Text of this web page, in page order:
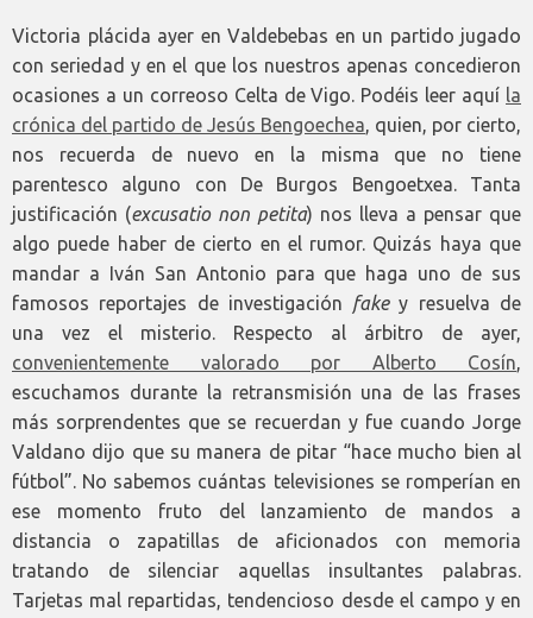
Victoria plácida ayer en Valdebebas en un partido jugado
con seriedad y en el que los nuestros apenas concedieron
ocasiones a un correoso Celta de Vigo. Podéis leer aquí la
crónica del partido de Jesús Bengoechea, quien, por cierto,
nos recuerda de nuevo en la misma que no tiene
parentesco alguno con De Burgos Bengoetxea. Tanta
justificación (excusatio non petita) nos lleva a pensar que
algo puede haber de cierto en el rumor. Quizás haya que
mandar a Iván San Antonio para que haga uno de sus
famosos reportajes de investigación fakey resuelva de
una vez el misterio. Respecto al árbitro de ayer,
convenientemente valorado por Alberto Cosín,
escuchamos durante la retransmisión una de las frases
más sorprendentes que se recuerdan y fue cuando Jorge
Valdano dijo que su manera de pitar “hace mucho bien al
fútbol”. No sabemos cuántas televisiones se romperían en
ese momento fruto del lanzamiento de mandos a
distancia o zapatillas de aficionados con memoria
tratando de silenciar aquellas insultantes palabras.
Tarjetas mal repartidas, tendencioso desde el campo y en